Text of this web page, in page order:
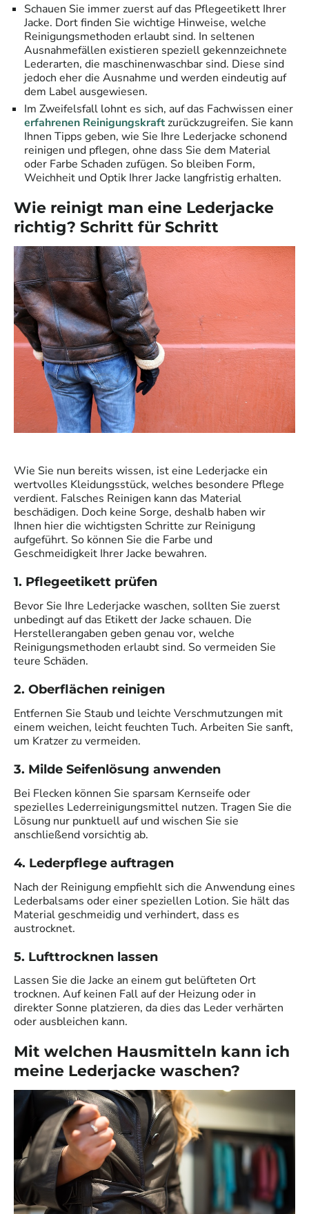
Schauen Sie immer zuerst auf das Pflegeetikett Ihrer
Jacke. Dort finden Sie wichtige Hinweise, welche
Reinigungsmethoden erlaubt sind. In seltenen
Ausnahmefällen existieren speziell gekennzeichnete
Lederarten, die maschinenwaschbar sind. Diese sind
jedoch eher die Ausnahme und werden eindeutig auf
dem Label ausgewiesen.
Im Zweifelsfall lohnt es sich, auf das Fachwissen einer
erfahrenen Reinigungskraftzurückzugreifen. Sie kann
Ihnen Tipps geben, wie Sie Ihre Lederjacke schonend
reinigen und pflegen, ohne dass Sie dem Material
oder Farbe Schaden zufügen. So bleiben Form,
Weichheit und Optik Ihrer Jacke langfristig erhalten.
Wie reinigt man eine Lederjacke
richtig? Schritt für Schritt
Wie Sie nun bereits wissen, ist eine Lederjacke ein
wertvolles Kleidungsstück, welches besondere Pflege
verdient. Falsches Reinigen kann das Material
beschädigen. Doch keine Sorge, deshalb haben wir
Ihnen hier die wichtigsten Schritte zur Reinigung
aufgeführt. So können Sie die Farbe und
Geschmeidigkeit Ihrer Jacke bewahren.
1. Pflegeetikett prüfen
Bevor Sie Ihre Lederjacke waschen, sollten Sie zuerst
unbedingt auf das Etikett der Jacke schauen. Die
Herstellerangaben geben genau vor, welche
Reinigungsmethoden erlaubt sind. So vermeiden Sie
teure Schäden.
2. Oberflächen reinigen
Entfernen Sie Staub und leichte Verschmutzungen mit
einem weichen, leicht feuchten Tuch. Arbeiten Sie sanft,
um Kratzer zu vermeiden.
3. Milde Seifenlösung anwenden
Bei Flecken können Sie sparsam Kernseife oder
spezielles Lederreinigungsmittel nutzen. Tragen Sie die
Lösung nur punktuell auf und wischen Sie sie
anschließend vorsichtig ab.
4. Lederpflege auftragen
Nach der Reinigung empfiehlt sich die Anwendung eines
Lederbalsams oder einer speziellen Lotion. Sie hält das
Material geschmeidig und verhindert, dass es
austrocknet.
5. Lufttrocknen lassen
Lassen Sie die Jacke an einem gut belüfteten Ort
trocknen. Auf keinen Fall auf der Heizung oder in
direkter Sonne platzieren, da dies das Leder verhärten
oder ausbleichen kann.
Mit welchen Hausmitteln kann ich
meine Lederjacke waschen?